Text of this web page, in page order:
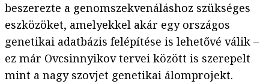
beszerezte a genomszekvenáláshoz szükséges
eszközöket, amelyekkel akár egy országos
genetikai adatbázis felépítése is lehetővé válik –
ez már Ovcsinnyikov tervei között is szerepelt
mint a nagy szovjet genetikai álomprojekt.